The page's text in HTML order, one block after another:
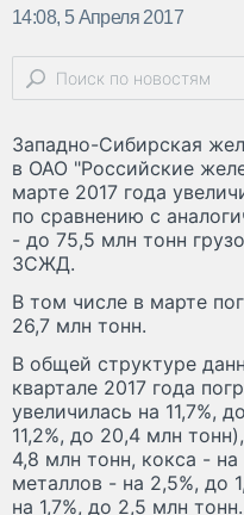
14:08, 5 Апреля 2017
Западно-Сибирская
в ОАО "Российские
марте 2017 года
по сравнению с
- до 75,5 млн тонн
ЗСЖД.
В том числе в марте
26,7 млн тонн.
В общей структуре
квартале 2017 года
увеличилась на 11,7%,
11,2%, до 20,4 млн
4,8 млн тонн, кокса -
металлов - на 2,5%, до
на 1,7%, до 2,5 млн тонн.